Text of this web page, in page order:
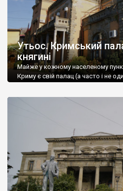
Утьос. Кримський
княгині
Майже у кожному населеному
Криму є свій палац (а часто і не